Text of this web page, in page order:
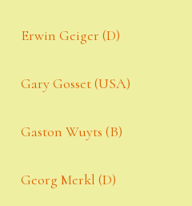
Erwin Geiger (D)
Gary Gosset (USA)
Gaston Wuyts (B)
Georg Merkl (D)